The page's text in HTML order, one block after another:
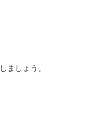
しましょう。